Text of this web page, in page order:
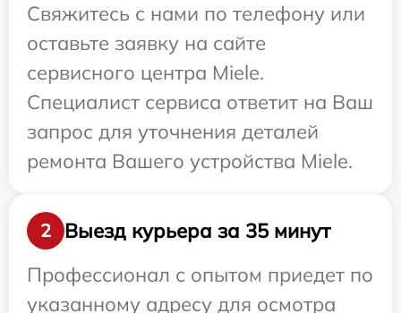
Свяжитесь с нами по телефону или
оставьте заявку на сайте
сервисного центра Miele.
Специалист сервиса ответит на Ваш
запрос для уточнения деталей
ремонта Вашего устройства Miele.
2
Выезд курьера за 35 минут
Профессионал с опытом приедет по
указанному адресу для осмотра